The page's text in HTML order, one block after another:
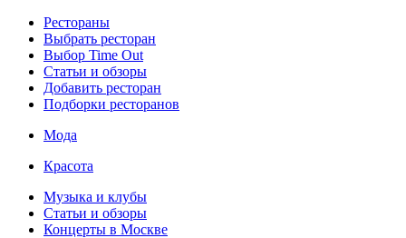
Рестораны
Выбрать ресторан
Выбор Time Out
Статьи и обзоры
Добавить ресторан
Подборки ресторанов
Мода
Красота
Музыка и клубы
Статьи и обзоры
Концерты в Москве